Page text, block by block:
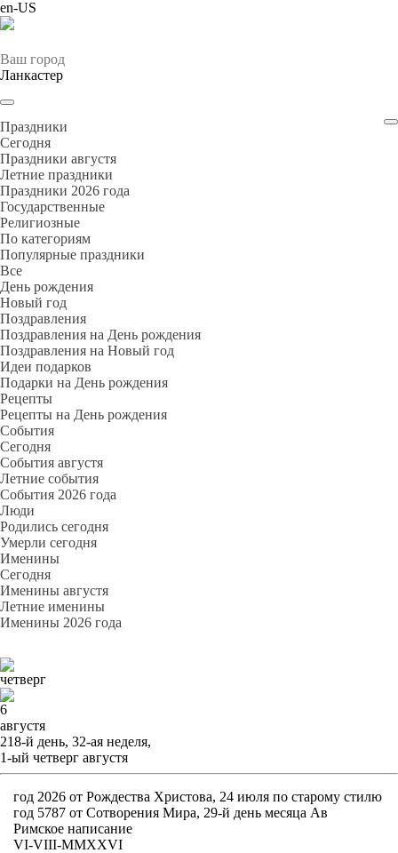
en-US
Ваш город
Ланкастер
Праздники
Cегодня
Праздники августя
Летние праздники
Праздники 2026 года
Государственные
Религиозные
По категориям
Популярные праздники
Все
День рождения
Новый год
Поздравления
Поздравления на День рождения
Поздравления на Новый год
Идеи подарков
Подарки на День рождения
Рецепты
Рецепты на День рождения
События
Cегодня
События августя
Летние события
События 2026 года
Люди
Родились сегодня
Умерли сегодня
Именины
Cегодня
Именины августя
Летние именины
Именины 2026 года
четверг
6
августя
218-й день, 32-ая неделя,
1-ый четверг августя
год 2026 от Рождества Христова, 24 июля по старому стилю
год 5787 от Сотворения Мира, 29-й день месяца Ав
Римское написание
VI-VIII-MMXXVI